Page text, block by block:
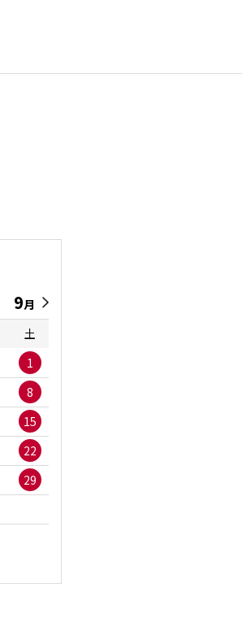
9月
土
1
8
15
22
29